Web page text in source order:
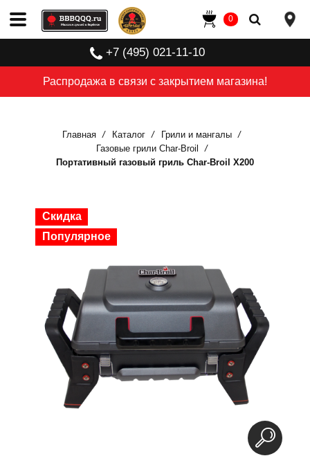
Распродажа в связи с закрытием магазина!
+7 (495) 021-11-10
0
Главная Каталог
Грили и мангалы
Газовые грили Char-Broil
Портативный газовый гриль Char-Broil X200
Скидка
Популярное
Скидка
Популярное
Скидка
Популярное
Скидка
Популярное
Скидка
Популярное